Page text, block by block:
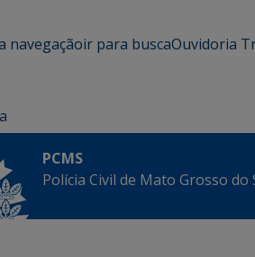
navegaçãoir para buscaOuvidoria
PCMS
Polícia Civil de Mato Grosso do